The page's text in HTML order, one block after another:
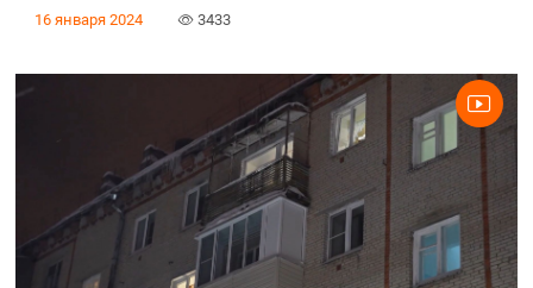
16 января 2024 3433